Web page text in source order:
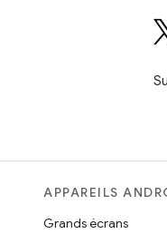
APPAREILS
Grands écrans